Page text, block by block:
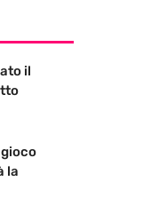
il
la